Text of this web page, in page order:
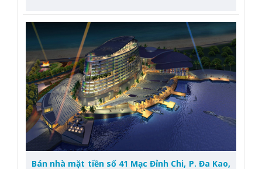
Bán nhà mặt tiền số 41 Mạc Đỉnh Chi, P. Đa Kao,